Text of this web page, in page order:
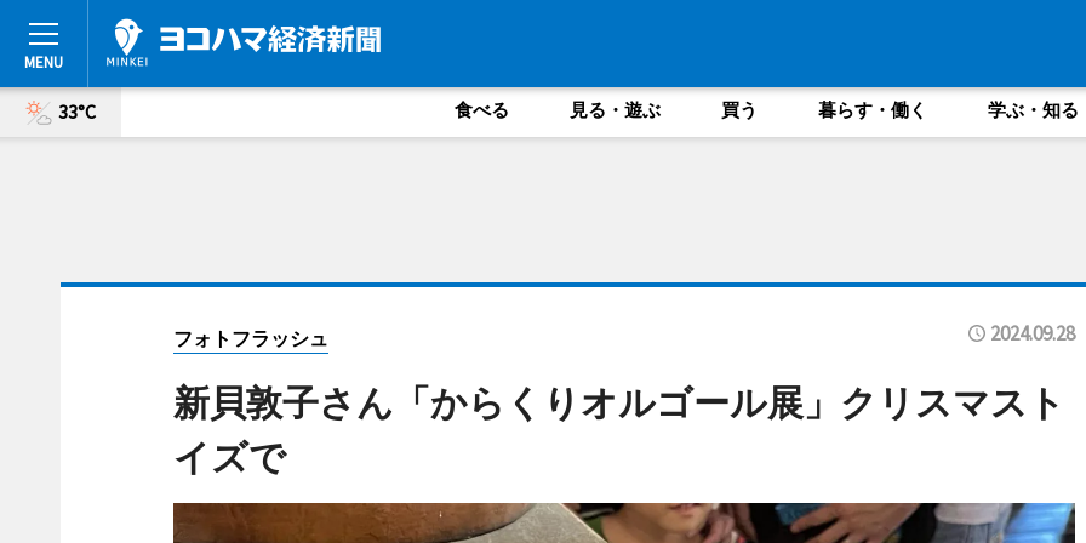
33°C 食べる 見る・遊ぶ 買う 暮らす・働く 学ぶ・知る
フォトフラッシュ 2024.09.28
新貝敦子さん「からくりオルゴール展」クリスマスト
イズで